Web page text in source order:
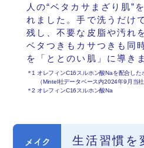
人の“ベタカサまざり肌”
れました。手で洗うだけ
残し、不要な皮脂や汚れ
ベタつきもカサつきも同
を「ととのい肌」に導き
＊1 オレフィンC16スルホン酸Naを配合した
（Mintel社データベース内2024年9月当社
＊2 オレフィンC16スルホン酸Na
生活習慣を